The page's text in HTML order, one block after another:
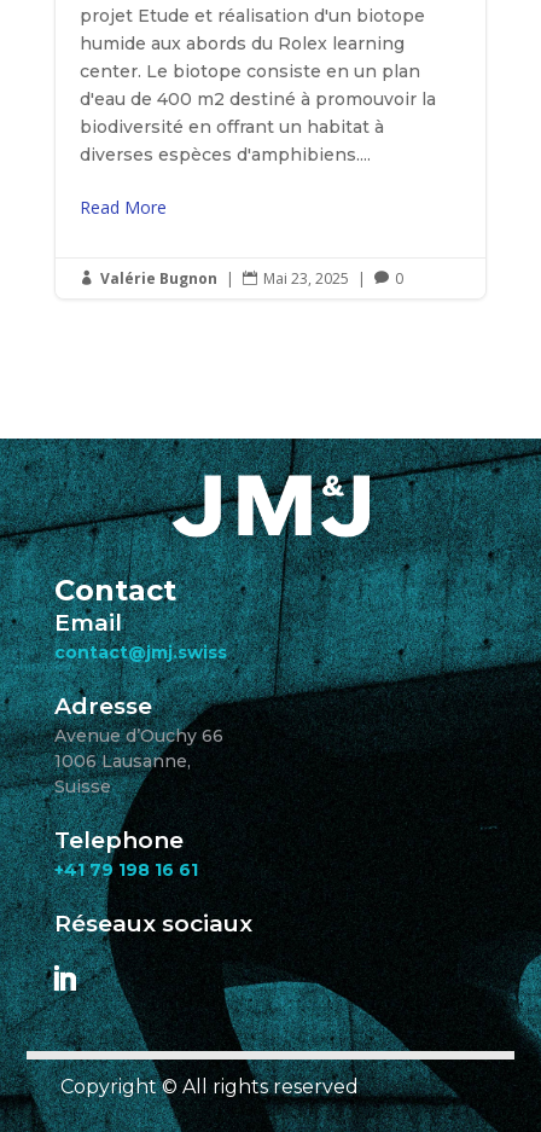
projet Etude et réalisation d'un biotope
humide aux abords du Rolex learning
center. Le biotope consiste en un plan
d'eau de 400 m2 destiné à promouvoir la
biodiversité en offrant un habitat à
diverses espèces d'amphibiens....
Read More
 Valérie Bugnon |  Mai 23, 2025 |  0
Contact
Email
contact@jmj.swiss
Adresse
Avenue d’Ouchy 66
1006 Lausanne,
Suisse
Telephone
+41 79 198 16 61
Réseaux sociaux
Copyright © All rights reserved